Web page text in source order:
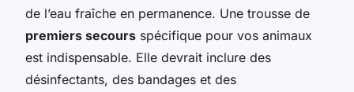
de l’eau fraîche en permanence. Une trousse de
premiers secours spécifique pour vos animaux
est indispensable. Elle devrait inclure des
désinfectants, des bandages et des